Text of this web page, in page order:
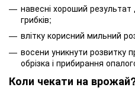
навесні хороший
грибків;
влітку корисний мильний
восени уникнути розвитку
обрізка і прибирання
Коли чекати на